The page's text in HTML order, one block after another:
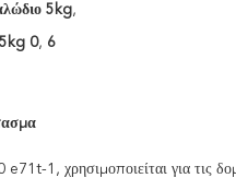
5kg,
0, 6
1, χρησιμοποιείται για τις